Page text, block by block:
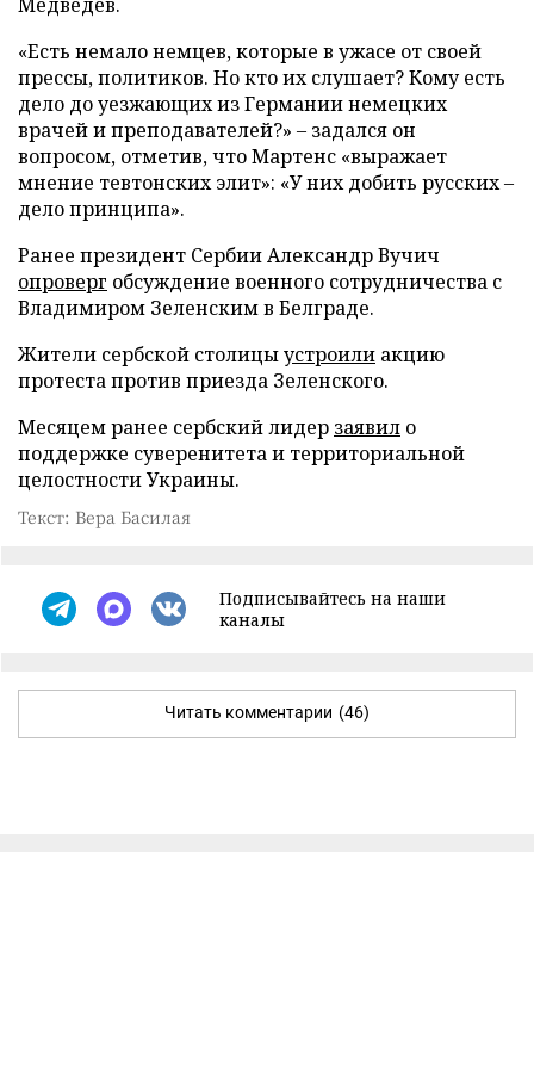
«Есть немало немцев, которые в ужасе от своей
прессы, политиков. Но кто их слушает? Кому есть
дело до уезжающих из Германии немецких
врачей и преподавателей?» – задался он
вопросом, отметив, что Мартенс «выражает
мнение тевтонских элит»: «У них добить русских –
дело принципа».
Ранее президент Сербии Александр Вучич
опроверг обсуждение военного сотрудничества с
Владимиром Зеленским в Белграде.
Жители сербской столицыустроили акцию
протеста против приезда Зеленского.
Месяцем ранее сербский лидер заявил о
поддержке суверенитета и территориальной
целостности Украины.
Текст: Вера Басилая
Подписывайтесь на наши
каналы
Читать комментарии (46)